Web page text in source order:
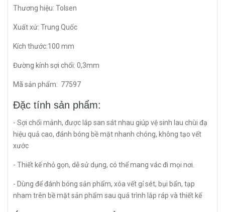
Thương hiệu: Tolsen
Xuất xứ: Trung Quốc
Kích thước:100 mm
Đường kính sợi chổi: 0,3mm
Mã sản phẩm: 77597
Đặc tính sản phẩm:
- Sợi chổi mảnh, được lắp san sát nhau giúp vệ sinh lau chùi đạ
hiệu quả cao, đánh bóng bề mặt nhanh chóng, không tạo vết
xước
- Thiết kế nhỏ gọn, dễ sử dụng, có thể mang vác đi mọi nơi.
- Dùng để đánh bóng sản phẩm, xóa vết gỉ sét, bụi bẩn, tạp
nham trên bề mặt sản phẩm sau quá trình lắp ráp và thiết kế